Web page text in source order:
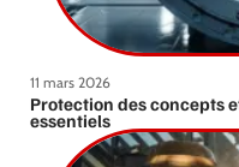
11 mars 2026
Protection des concepts
essentiels